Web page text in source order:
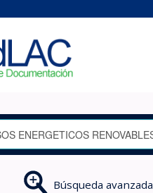
Búsqueda avanzada